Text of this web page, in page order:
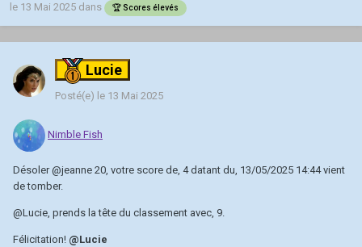
le 13 Mai 2025 dans 🏆 Scores élevés
Lucie
Posté(e) le 13 Mai 2025
Nimble Fish
Désoler@jeanne 20 , votre score de, 4 datant du, 13/05/2025 14:44 vient
de tomber.
@Lucie , prends la tête du classement avec, 9.
Félicitation! @Lucie